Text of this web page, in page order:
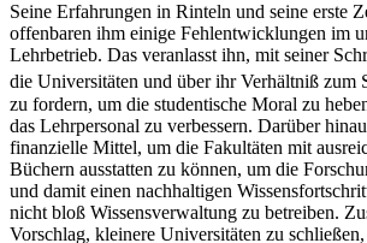
Seine Erfahrungen in Rinteln und seine erste
offenbaren ihm einige Fehlentwicklungen im
Lehrbetrieb. Das veranlasst ihn, mit seiner
die Universitäten und über ihr Verhältniß zum
zu fordern, um die studentische Moral zu
das Lehrpersonal zu verbessern. Darüber
finanzielle Mittel, um die Fakultäten mit
Büchern ausstatten zu können, um die
und damit einen nachhaltigen
nicht bloß Wissensverwaltung zu betreiben.
Vorschlag, kleinere Universitäten zu